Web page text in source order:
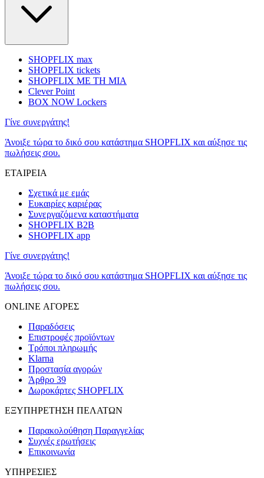
SHOPFLIX max
SHOPFLIX tickets
SHOPFLIX ΜΕ ΤΗ ΜΙΑ
Clever Point
BOX NOW Lockers
Γίνε συνεργάτης!
Άνοιξε τώρα το δικό σου κατάστημα SHOPFLIX και αύξησε τις
πωλήσεις σου.
ΕΤΑΙΡΕΙΑ
Σχετικά με εμάς
Ευκαιρίες καριέρας
Συνεργαζόμενα καταστήματα
SHOPFLIX B2B
SHOPFLIX app
Γίνε συνεργάτης!
Άνοιξε τώρα το δικό σου κατάστημα SHOPFLIX και αύξησε τις
πωλήσεις σου.
ONLINE ΑΓΟΡΕΣ
Παραδόσεις
Επιστροφές προϊόντων
Τρόποι πληρωμής
Klarna
Προστασία αγορών
Άρθρο 39
Δωροκάρτες SHOPFLIX
ΕΞΥΠΗΡΕΤΗΣΗ ΠΕΛΑΤΩΝ
Παρακολούθηση Παραγγελίας
Συχνές ερωτήσεις
Επικοινωνία
ΥΠΗΡΕΣΙΕΣ